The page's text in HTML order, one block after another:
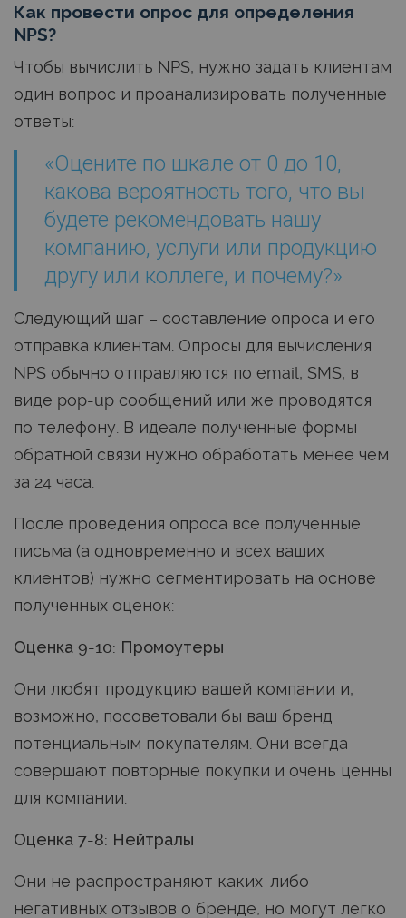
Как провести опрос для определения
NPS?
Чтобы вычислить NPS, нужно задать клиентам
один вопрос и проанализировать полученные
ответы:
«Оцените по шкале от 0 до 10,
какова вероятность того, что вы
будете рекомендовать нашу
компанию, услуги или продукцию
другу или коллеге, и почему?»
Следующий шаг – составление опроса и его
отправка клиентам. Опросы для вычисления
NPS обычно отправляются по email, SMS, в
виде pop-up сообщений или же проводятся
по телефону. В идеале полученные формы
обратной связи нужно обработать менее чем
за 24 часа.
После проведения опроса все полученные
письма (а одновременно и всех ваших
клиентов) нужно сегментировать на основе
полученных оценок:
Оценка 9-10: Промоутеры
Они любят продукцию вашей компании и,
возможно, посоветовали бы ваш бренд
потенциальным покупателям. Они всегда
совершают повторные покупки и очень ценны
для компании.
Оценка 7-8: Нейтралы
Они не распространяют каких-либо
негативных отзывов о бренде, но могут легко